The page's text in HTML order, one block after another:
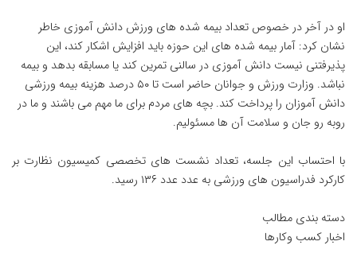
او در آخر در خصوص تعداد بیمه شده های ورزش دانش آموزی خاطر
نشان کرد: آمار بیمه شده های این حوزه باید افزایش اشکار کند، این
پذیرفتنی نیست دانش آموزی در سالنی تمرین کند یا مسابقه بدهد و بیمه
نباشد. وزارت ورزش و جوانان حاضر است تا ۵۰ درصد هزینه بیمه ورزشی
دانش آموزان را پرداخت کند. بچه های مردم برای ما مهم می باشند و ما در
روبه رو جان و سلامت آن ها مسئولیم.
با احتساب این جلسه، تعداد نشست های تخصصی کمیسیون نظارت بر
کارکرد فدراسیون های ورزشی به عدد عدد ۱۳۶ رسید.
دسته بندی مطالب
اخبار کسب وکارها